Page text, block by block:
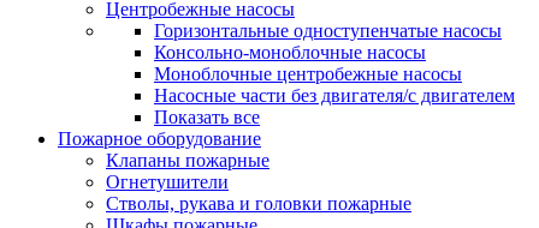
Центробежные насосы
Горизонтальные одноступенчатые насосы
Консольно-моноблочные насосы
Моноблочные центробежные насосы
Насосные части без двигателя/с двигателем
Показать все
Пожарное оборудование
Клапаны пожарные
Огнетушители
Стволы, рукава и головки пожарные